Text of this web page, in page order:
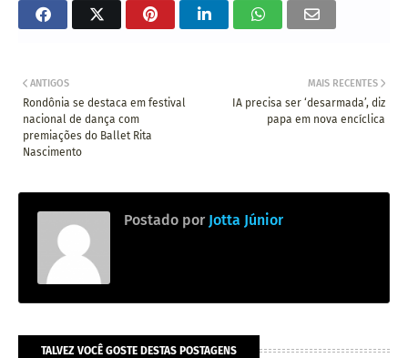
MAIS RECENTES
IA precisa ser ‘desarmada’, diz
papa em nova encíclica
ANTIGOS
Rondônia se destaca em festival
nacional de dança com
premiações do Ballet Rita
Nascimento
Postado por Jotta Júnior
TALVEZ VOCÊ GOSTE DESTAS POSTAGENS